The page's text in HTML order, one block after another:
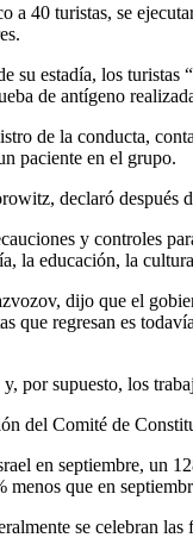
a 40 turistas, se
su estadía, los
de antígeno
de la conducta,
paciente en el grupo.
declaró después
y controles
la educación, la
dijo que el
que regresan es
por supuesto, los
del Comité de
en septiembre, un
que en
se celebran